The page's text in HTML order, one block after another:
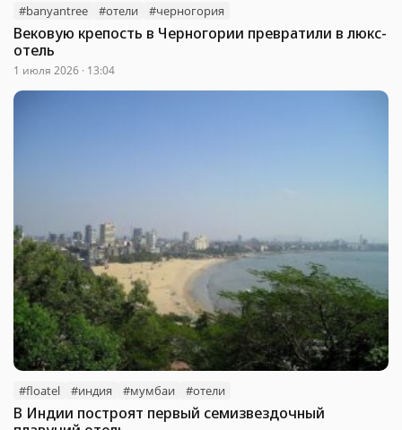
#banyantree #отели #черногория
Вековую крепость в Черногории превратили в люкс-
отель
1 июля 2026 · 13:04
#floatel #индия #мумбаи #отели
В Индии построят первый семизвездочный